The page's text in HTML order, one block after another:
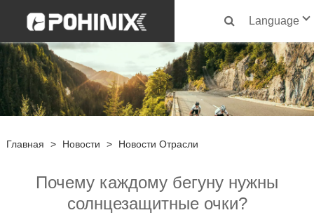
Language
Главная > Новости > Новости Отрасли
Почему каждому бегуну нужны
солнцезащитные очки?